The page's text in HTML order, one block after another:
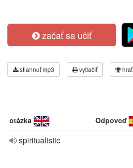
začať sa učiť
stiahnuť mp3 vytlačiť hrať
otázka Odpoveď
spiritualistic